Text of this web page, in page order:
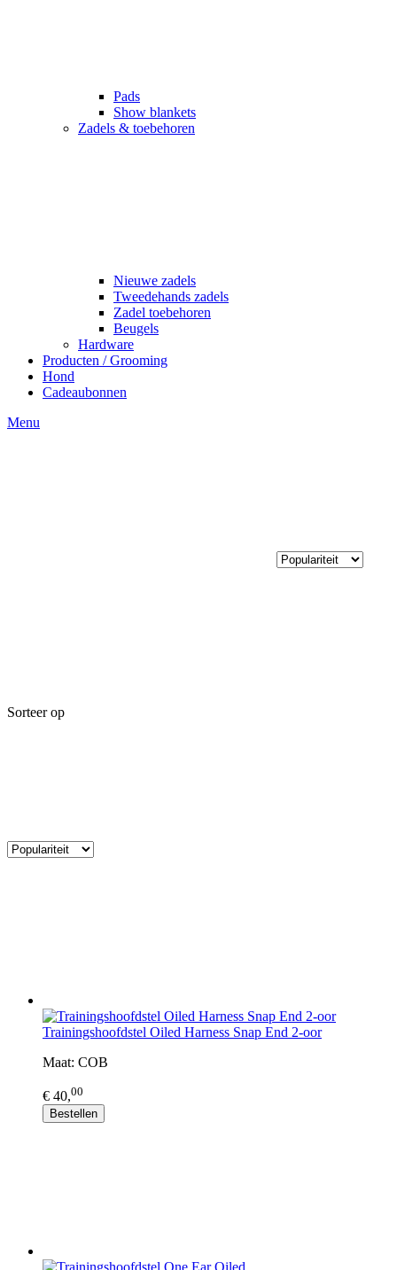
Pads
Show blankets
Zadels & toebehoren
Nieuwe zadels
Tweedehands zadels
Zadel toebehoren
Beugels
Hardware
Producten / Grooming
Hond
Cadeaubonnen
Menu
Sorteer op
Trainingshoofdstel Oiled Harness Snap End 2-oor
Maat: COB
€ 40,00
Bestellen